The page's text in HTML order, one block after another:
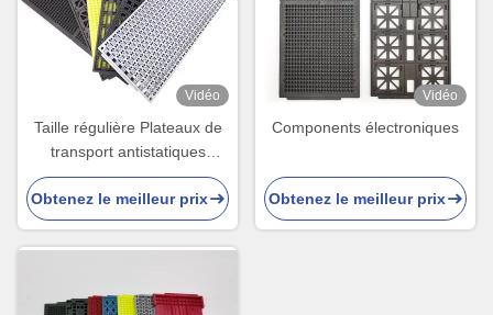
Vidéo
Taille régulière Plateaux de
transport antistatiques
colorés Thermostable pour
le composant IC
Obtenez le meilleur prix
Vidéo
Components électroniques
Obtenez le meilleur prix